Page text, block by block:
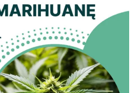
treści?
(RFE), jak dotąd
rezultatów. Sprawę
Macedonii
Zatwierdzania Upraw